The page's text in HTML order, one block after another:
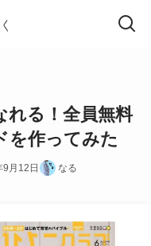
れる！全員無料
を作ってみた
9月12日 なる